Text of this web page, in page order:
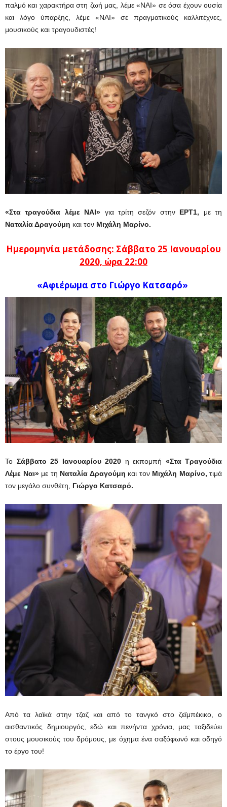
παλμό και χαρακτήρα στη ζωή μας, λέμε «ΝΑΙ» σε όσα έχουν ουσία
και λόγο ύπαρξης, λέμε «ΝΑΙ» σε πραγματικούς καλλιτέχνες,
μουσικούς και τραγουδιστές!
«Στα τραγούδια λέμε ΝΑΙ» για τρίτη σεζόν στην ΕΡΤ1, με τη
Ναταλία Δραγούμη και τον Μιχάλη Μαρίνο.
Ημερομηνία μετάδοσης: Σάββατο 25 Ιανουαρίου
2020, ώρα 22:00
«Αφιέρωμα στο Γιώργο Κατσαρό»
Το Σάββατο 25 Ιανουαρίου 2020 η εκπομπή «Στα Τραγούδια
Λέμε Ναι»με τη Ναταλία Δραγούμη και τον Μιχάλη Μαρίνο, τιμά
τον μεγάλο συνθέτη, Γιώργο Κατσαρό.
Από τα λαϊκά στην τζαζ και από το τανγκό στο ζεϊμπέκικο, ο
αισθαντικός δημιουργός, εδώ και πενήντα χρόνια, μας ταξιδεύει
στους μουσικούς του δρόμους, με όχημα ένα σαξόφωνό και οδηγό
το έργο του!